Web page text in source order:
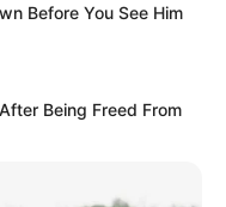
et Juliette
un relooking : elle
look pour se
la partie de
Before You See Him
Being Freed From